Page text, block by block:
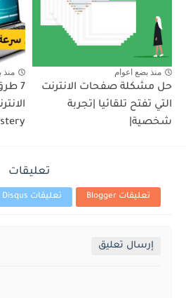
منذ بضع اعوام
حل مشكلة صفحات الانترنت
التي تفتح تلقائيا |تجربة
شخصية|
منذ
7
...
تعليقات
تعليقات Blogger تعليقات Disqus
إرسال تعليق